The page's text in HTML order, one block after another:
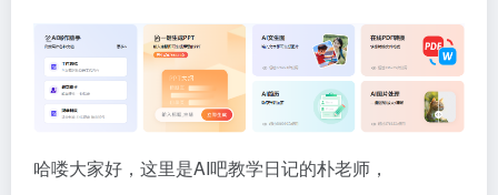
哈喽大家好，这里是AI吧教学日记的朴老师，